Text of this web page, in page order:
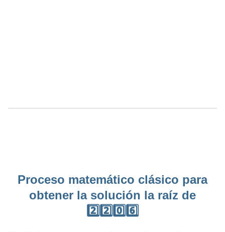
Proceso matemático clásico para
obtener la solución la raíz de
2️⃣2️⃣0️⃣6️⃣